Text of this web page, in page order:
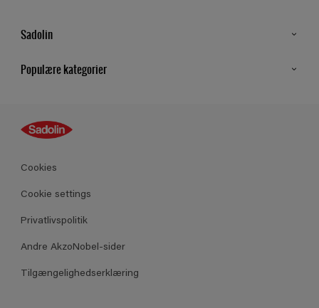
Sadolin
Populære kategorier
Farver
Produkter
Cookies
Cookie settings
Privatlivspolitik
Andre AkzoNobel-sider
Tilgængelighedserklæring